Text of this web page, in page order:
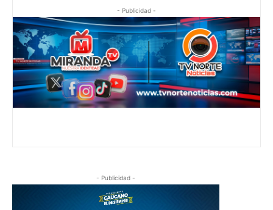
- Publicidad -
- Publicidad -